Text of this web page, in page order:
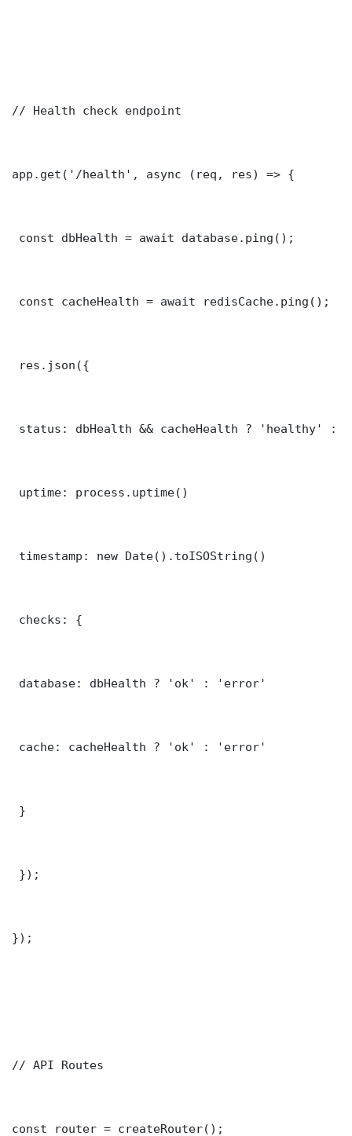
// Health check endpoint
app.get('/health', async (req, res) => {
const dbHealth = await database.ping();
const cacheHealth = await redisCache.ping();
res.json({
status: dbHealth && cacheHealth ? 'healthy' :
uptime: process.uptime()
timestamp: new Date().toISOString()
checks: {
database: dbHealth ? 'ok' : 'error'
cache: cacheHealth ? 'ok' : 'error'
}
});
});
// API Routes
const router = createRouter();